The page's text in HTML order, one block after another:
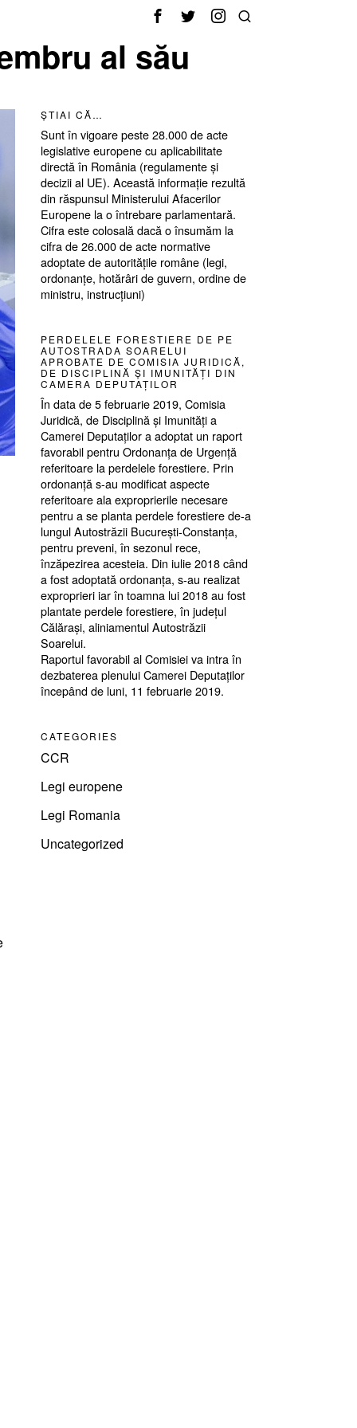
al său
ȘTIAI CĂ…
Sunt în vigoare peste 28.000 de acte
legislative europene cu aplicabilitate
directă în România (regulamente și
decizii al UE). Această informație rezultă
din răspunsul Ministerului Afacerilor
Europene la o întrebare parlamentară.
Cifra este colosală dacă o însumăm la
cifra de 26.000 de acte normative
adoptate de autoritățile române (legi,
ordonanțe, hotărâri de guvern, ordine de
ministru, instrucțiuni)
PERDELELE FORESTIERE DE PE
AUTOSTRADA SOARELUI
APROBATE DE COMISIA JURIDICĂ,
DE DISCIPLINĂ ȘI IMUNITĂȚI DIN
CAMERA DEPUTAȚILOR
În data de 5 februarie 2019, Comisia
Juridică, de Disciplină și Imunități a
Camerei Deputaților a adoptat un raport
favorabil pentru Ordonanța de Urgență
referitoare la perdelele forestiere. Prin
ordonanță s-au modificat aspecte
referitoare ala exproprierile necesare
pentru a se planta perdele forestiere de-a
lungul Autostrăzii București-Constanța,
pentru preveni, în sezonul rece,
înzăpezirea acesteia. Din iulie 2018 când
a fost adoptată ordonanța, s-au realizat
exproprieri iar în toamna lui 2018 au fost
plantate perdele forestiere, în județul
Călărași, aliniamentul Autostrăzii
Soarelui.
Raportul favorabil al Comisiei va intra în
dezbaterea plenului Camerei Deputaților
începând de luni, 11 februarie 2019.
CATEGORIES
CCR
Legi europene
Legi Romania
Uncategorized